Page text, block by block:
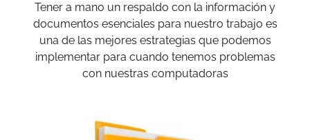
Tener a mano un respaldo con la información y
documentos esenciales para nuestro trabajo es
una de las mejores estrategias que podemos
implementar para cuando tenemos problemas
con nuestras computadoras